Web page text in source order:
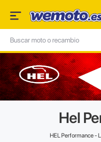
Hel
HEL Performance -